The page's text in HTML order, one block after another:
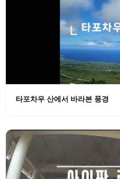
타포차우 산에서 바라본 풍경